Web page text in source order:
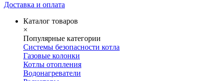
Доставка и оплата
Каталог товаров
×
Популярные категории
Системы безопасности котла
Газовые колонки
Котлы отопления
Водонагреватели